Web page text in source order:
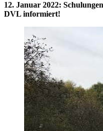
12. Januar 2022:
DVL informiert!